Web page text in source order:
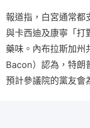
報道指，白宮通常都
與卡西迪及康寧「打
藥味。內布拉斯加州
Bacon）認為，特朗
預計參議院的黨友會